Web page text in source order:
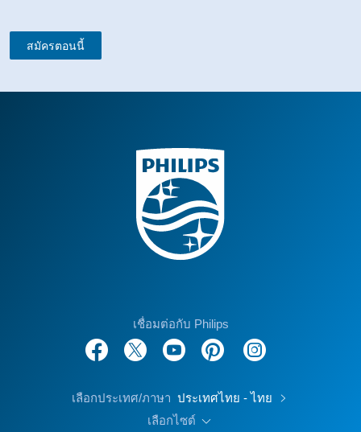
สมัครตอนนี้
เชื่อมต่อกับ Philips
เลือกประเทศ/ภาษา ประเทศไทย - ไทย
เลือกไซต์